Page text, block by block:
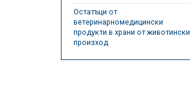
Остатъци от
ветеринарномедицински
продукти в храни от животински
произход